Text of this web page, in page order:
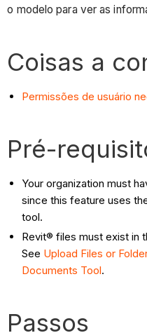
o modelo para ver as
Coisas a
Permissões de usuário
Pré-
Your organization must
since this feature uses
tool.
Revit® files must exist in
See Upload Files or
Documents Tool.
Passos